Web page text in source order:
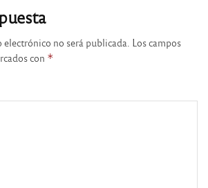
no será publicada. Los campos
con *